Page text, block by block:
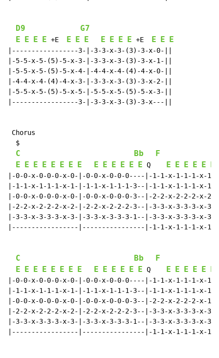
D9
G7
E
E E E +E E E E E E E E +E E E E
|-----------------3-|-3-3-x-3-(3)-3-x-0-||
|-5-5-x-5-(5)-5-x-3-|-3-3-x-3-(3)-3-x-1-||
|-5-5-x-5-(5)-5-x-4-|-4-4-x-4-(4)-4-x-0-||
|-4-4-x-4-(4)-4-x-3-|-3-3-x-3-(3)-3-x-2-||
|-5-5-x-5-(5)-5-x-5-|-5-5-x-5-(5)-5-x-3-||
|-----------------3-|-3-3-x-3-(3)-3-x---||
Chorus
  $
C Bb
F
E
E E E E E E E E E E E E E Q E E E E E
|-0-0-x-0-0-0-x-0-|-0-0-x-0-0-0----|-1-1-x-1-1-1-x-
|-1-1-x-1-1-1-x-1-|-1-1-x-1-1-1-3--|-1-1-x-1-1-1-x-
|-0-0-x-0-0-0-x-0-|-0-0-x-0-0-0-3--|-2-2-x-2-2-2-x-
|-2-2-x-2-2-2-x-2-|-2-2-x-2-2-2-3--|-3-3-x-3-3-3-x-
|-3-3-x-3-3-3-x-3-|-3-3-x-3-3-3-1--|-3-3-x-3-3-3-x-
|-----------------|----------------|-1-1-x-1-1-1-x-1-
C Bb F
E
E E E E E E E E E E E E E Q E E E E E
|-0-0-x-0-0-0-x-0-|-0-0-x-0-0-0----|-1-1-x-1-1-1-x-
|-1-1-x-1-1-1-x-1-|-1-1-x-1-1-1-3--|-1-1-x-1-1-1-x-
|-0-0-x-0-0-0-x-0-|-0-0-x-0-0-0-3--|-2-2-x-2-2-2-x-
|-2-2-x-2-2-2-x-2-|-2-2-x-2-2-2-3--|-3-3-x-3-3-3-x-
|-3-3-x-3-3-3-x-3-|-3-3-x-3-3-3-1--|-3-3-x-3-3-3-x-
|-----------------|----------------|-1-1-x-1-1-1-x-1-|-